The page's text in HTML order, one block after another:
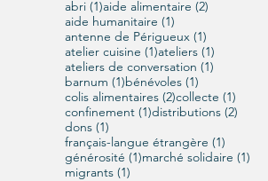
abri (1)1 post
aide alimentaire (2)
aide humanitaire (1)
antenne de Périgueux (1)
atelier cuisine (1)1 post
ateliers (1)
ateliers de conversation (1)
barnum (1)1 post
bénévoles (1)
colis alimentaires (2)2 posts
collecte (1)
confinement (1)1 post
distributions (2)
dons (1)
français-langue étrangère (1)
générosité (1)1 post
marché solidaire (1)
migrants (1)